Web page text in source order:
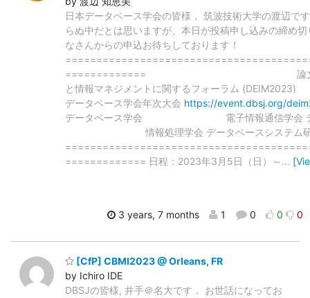
日本データベース学会の皆様， 筑波技術大学の渡辺で
らぬ中だとは思いますが、本日が投稿申し込みの締め
なさんからの申込お待ちしております！
============= 論文募集 第
と情報マネジメントに関するフォーラム
データベース学会年次大会 https://event.dbsj.org/
データベース学会 電子情報通信学会 デー
情報処理学会 データベースシス
============= 日程：2023年3月5日（日）～ …
3 years, 7 months 1 0 0 0
[CfP] CBMI2023 @ Orleans, FR
by Ichiro IDE
DBSJの皆様, 井手＠名大です． お世話になってお